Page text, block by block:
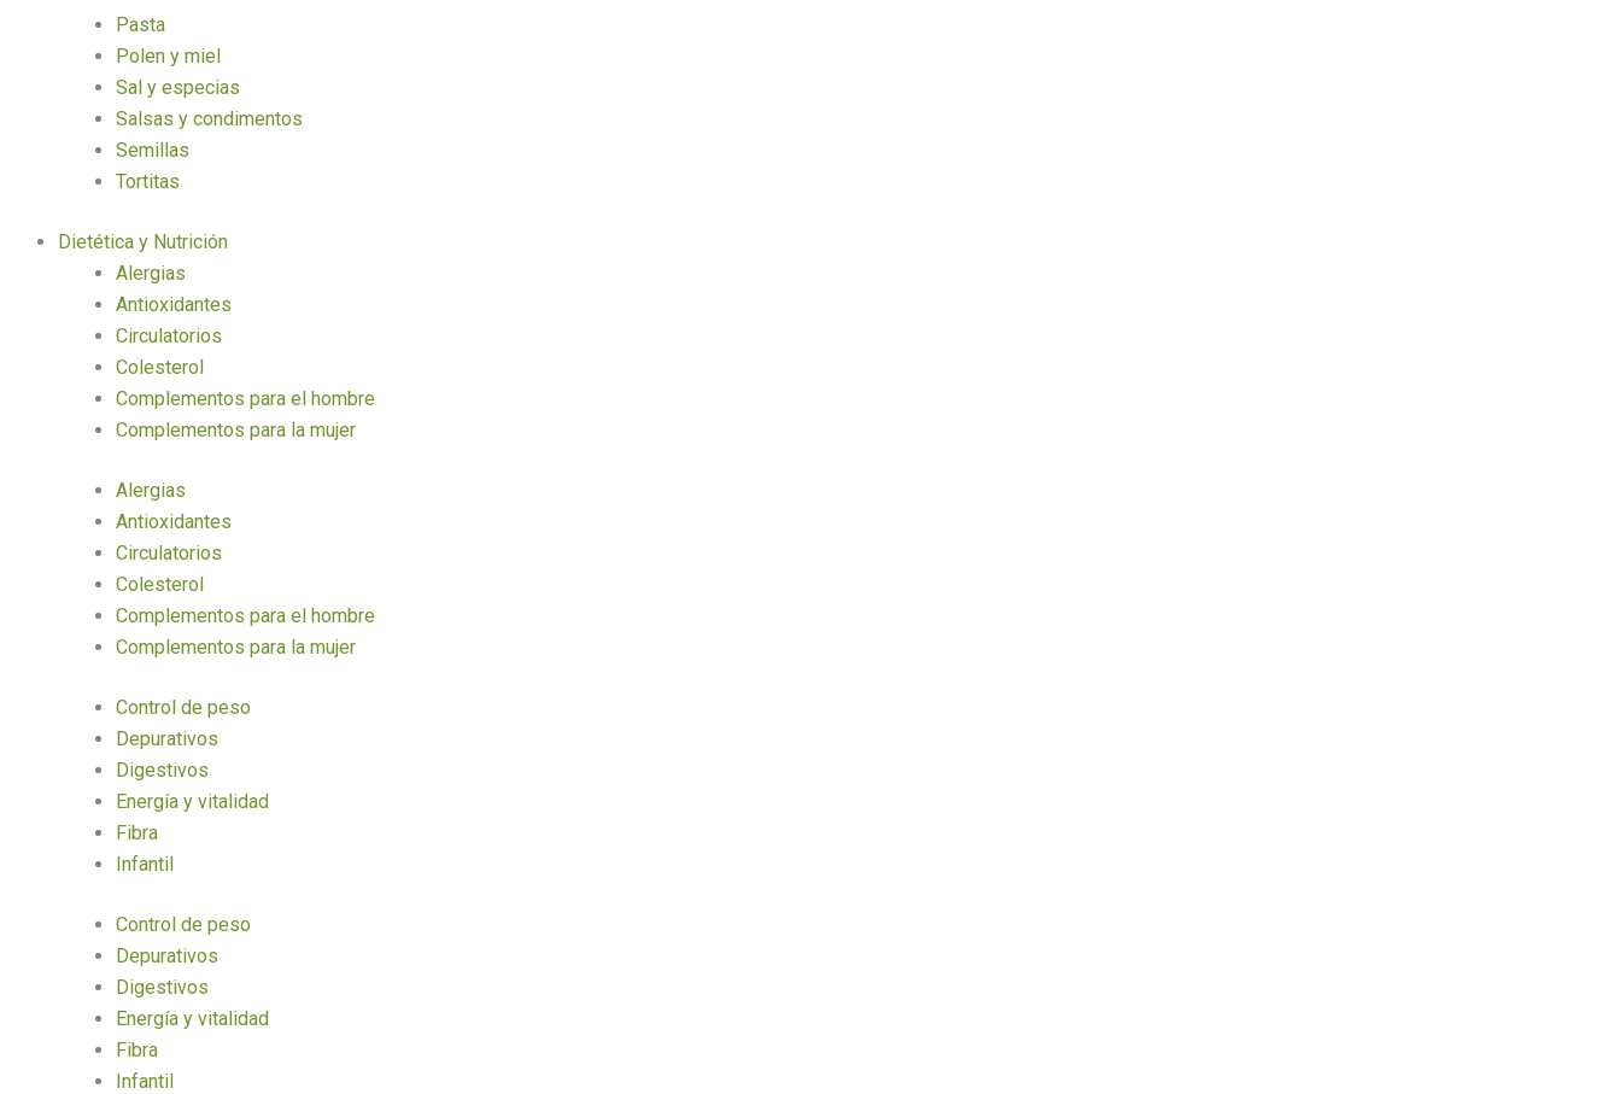
Pasta
Polen y miel
Sal y especias
Salsas y condimentos
Semillas
Tortitas
Dietética y Nutrición
Alergias
Antioxidantes
Circulatorios
Colesterol
Complementos para el hombre
Complementos para la mujer
Alergias
Antioxidantes
Circulatorios
Colesterol
Complementos para el hombre
Complementos para la mujer
Control de peso
Depurativos
Digestivos
Energía y vitalidad
Fibra
Infantil
Control de peso
Depurativos
Digestivos
Energía y vitalidad
Fibra
Infantil